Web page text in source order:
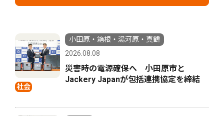
社会
小田原・箱根・湯河原・真鶴
2026.08.08
災害時の電源確保へ 小田原市と
Jackery Japanが包括連携協定を締結